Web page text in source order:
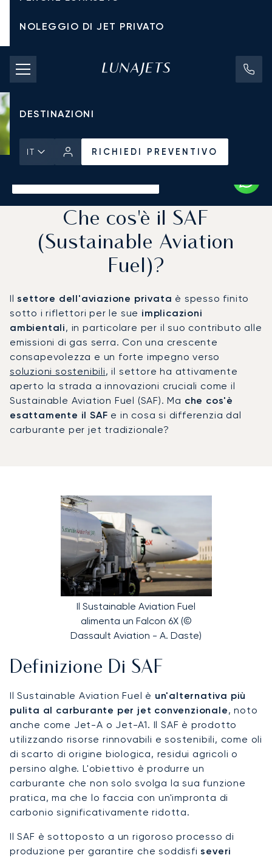
NOLEGGIO DI JET PRIVATO
TARIFFE DI NOLEGGIO
JET PRIVATI
DESTINAZIONI
IT RICHIEDI PREVENTIVO
Che cos'è il SAF
(Sustainable Aviation
Fuel)?
Ilsettore dell'aviazione privata è spesso finito
sotto i riflettori per le sue implicazioni
ambientali, in particolare per il suo contributo alle
emissioni di gas serra. Con una crescente
consapevolezza e un forte impegno verso
soluzioni sostenibili, il settore ha attivamente
aperto la strada a innovazioni cruciali come il
Sustainable Aviation Fuel (SAF). Ma che cos'è
esattamente il SAF e in cosa si differenzia dal
carburante per jet tradizionale?
Il Sustainable Aviation Fuel
alimenta un Falcon 6X (©
Dassault Aviation - A. Daste)
Definizione Di SAF
Il Sustainable Aviation Fuel è un'alternativa più
pulita al carburante per jet convenzionale, noto
anche come Jet-A o Jet-A1. Il SAF è prodotto
utilizzando risorse rinnovabili e sostenibili, come oli
di scarto di origine biologica, residui agricoli o
persino alghe. L'obiettivo è produrre un
carburante che non solo svolga la sua funzione
pratica, ma che lo faccia con un'impronta di
carbonio significativamente ridotta.
Il SAF è sottoposto a un rigoroso processo di
produzione per garantire che soddisfiseveri